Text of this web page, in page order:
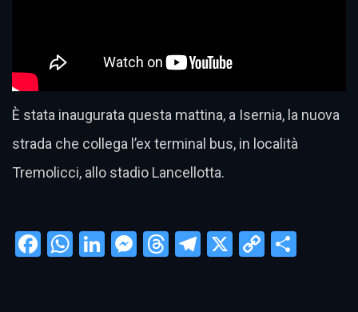
È stata inaugurata questa mattina, a Isernia, la nuova
strada che collega l’ex terminal bus, in località
Tremolicci, allo stadio Lancellotta.
Facebook
WhatsApp
LinkedIn
Messenger
Threads
Telegram
X
Copy